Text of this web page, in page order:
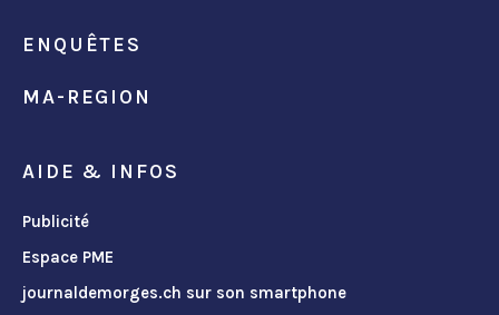
ENQUÊTES
MA-REGION
AIDE & INFOS
Publicité
Espace PME
journaldemorges.ch sur son smartphone